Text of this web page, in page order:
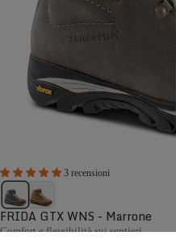
3 recensioni
FRIDA GTX WNS - Marrone
Comfort e flessibilità sui sentieri